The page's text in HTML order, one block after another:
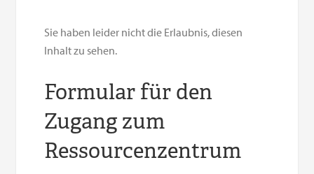
Sie haben leider nicht die Erlaubnis, diesen
Inhalt zu sehen.
Formular für den
Zugang zum
Ressourcenzentrum